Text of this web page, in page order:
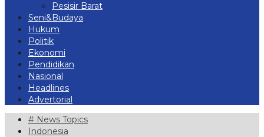
Pesisir Barat
Seni&Budaya
Hukum
Politik
Ekonomi
Pendidikan
Nasional
Headlines
Advertorial
# News Topics
Indonesia